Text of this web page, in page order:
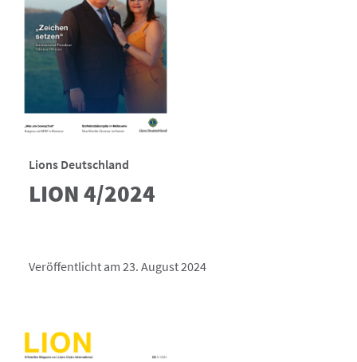
Lions Deutschland
LION 4/2024
Veröffentlicht am 23. August 2024